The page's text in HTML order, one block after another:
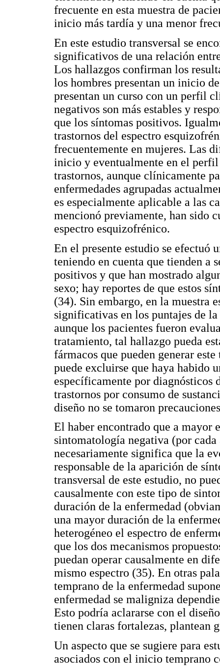
frecuente en esta muestra de
inicio más tardía y una menor
En este estudio transversal se
significativos de una relación
Los hallazgos confirman los
los hombres presentan un inicio
presentan un curso con un perfil
negativos son más estables y
que los síntomas positivos.
trastornos del espectro
frecuentemente en mujeres. Las
inicio y eventualmente en el
trastornos, aunque clínicamente
enfermedades agrupadas
es especialmente aplicable a las
mencionó previamente, han sido
espectro esquizofrénico.
En el presente estudio se efectuó
teniendo en cuenta que tienden a
positivos y que han mostrado
sexo; hay reportes de que estos
(34). Sin embargo, en la muestra
significativas en los puntajes de
aunque los pacientes fueron
tratamiento, tal hallazgo pueda
fármacos que pueden generar
puede excluirse que haya habido
específicamente por diagnósticos
trastornos por consumo de
diseño no se tomaron
El haber encontrado que a mayor
sintomatología negativa (por
necesariamente significa que la
responsable de la aparición de
transversal de este estudio, no
causalmente con este tipo de
duración de la enfermedad
una mayor duración de la
heterogéneo el espectro de
que los dos mecanismos
puedan operar causalmente en
mismo espectro (35). En otras
temprano de la enfermedad
enfermedad se maligniza
Esto podría aclararse con el
tienen claras fortalezas, plantean
Un aspecto que se sugiere para
asociados con el inicio temprano